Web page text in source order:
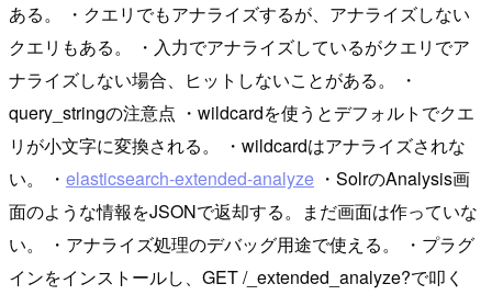
ある。 ・クエリでもアナライズするが、アナライズしない
クエリもある。 ・入力でアナライズしているがクエリでア
ナライズしない場合、ヒットしないことがある。 ・
query_stringの注意点 ・wildcardを使うとデフォルトでクエ
リが小文字に変換される。 ・wildcardはアナライズされな
い。 ・ elasticsearch-extended-analyze ・SolrのAnalysis画
面のような情報をJSONで返却する。まだ画面は作っていな
い。 ・アナライズ処理のデバッグ用途で使える。 ・プラグ
インをインストールし、GET /_extended_analyze?で叩く